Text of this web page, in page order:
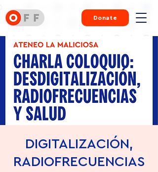
Donate
DIGITALIZACIÓN,
RADIOFRECUENCIAS